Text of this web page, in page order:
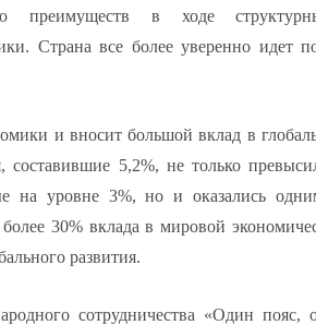
преимуществ в ходе
Страна все более уверенно идет
и вносит большой вклад в
составившие 5,2%, не только
на уровне 3%, но и оказались
30% вклада в мировой
развития.
сотрудничества «Один пояс,